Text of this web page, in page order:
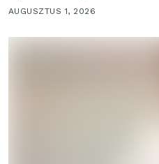
AUGUSZTUS 1, 2026